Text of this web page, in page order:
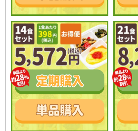
定期購入
単品購入